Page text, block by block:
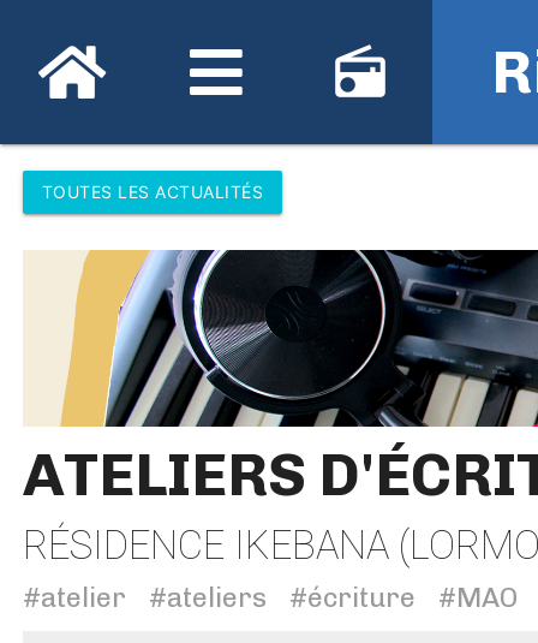
radio
TOUTES LES ACTUALITÉS
ATELIERS
RÉSIDENCE IKEBANA
#atelier #ateliers #écriture
#MAO